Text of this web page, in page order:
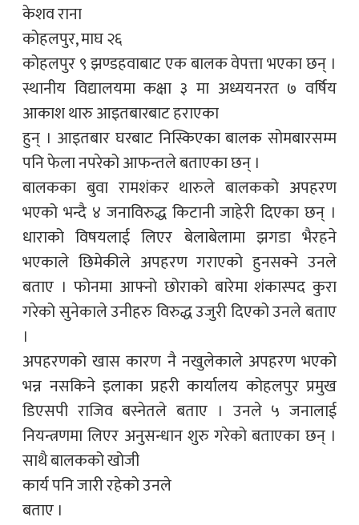
केशव राना
कोहलपुर, माघ २६
कोहलपुर ९ झण्डहवाबाट एक बालक वेपत्ता भएका छन् ।
स्थानीय विद्यालयमा कक्षा ३ मा अध्ययनरत ७ वर्षिय
आकाश थारु आइतबारबाट हराएका
हुन् । आइतबार घरबाट निस्किएका बालक सोमबारसम्म
पनि फेला नपरेको आफन्तले बताएका छन् ।
बालकका बुवा रामशंकर थारुले बालकको अपहरण
भएको भन्दै ४ जनाविरुद्ध किटानी जाहेरी दिएका छन् ।
धाराको विषयलाई लिएर बेलाबेलामा झगडा भैरहने
भएकाले छिमेकीले अपहरण गराएको हुनसक्ने उनले
बताए । फोनमा आफ्नो छोराको बारेमा शंकास्पद कुरा
गरेको सुनेकाले उनीहरु विरुद्ध उजुरी दिएको उनले बताए
।
अपहरणको खास कारण नै नखुलेकाले अपहरण भएको
भन्न नसकिने इलाका प्रहरी कार्यालय कोहलपुर प्रमुख
डिएसपी राजिव बस्नेतले बताए । उनले ५ जनालाई
नियन्त्रणमा लिएर अनुसन्धान शुरु गरेको बताएका छन् ।
साथै बालकको खोजी
कार्य पनि जारी रहेको उनले
बताए ।